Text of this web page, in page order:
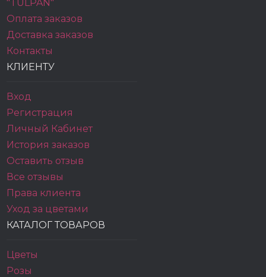
"TULPAN"
Оплата заказов
Доставка заказов
Контакты
КЛИЕНТУ
Вход
Регистрация
Личный Кабинет
История заказов
Оставить отзыв
Все отзывы
Права клиента
Уход за цветами
КАТАЛОГ ТОВАРОВ
Цветы
Розы